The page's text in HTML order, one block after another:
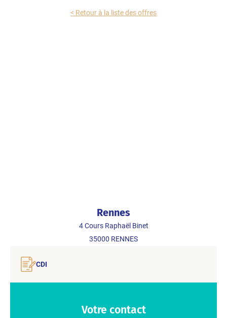
< Retour à la liste des offres
Rennes
4 Cours Raphaël Binet
35000 RENNES
CDI
Votre contact